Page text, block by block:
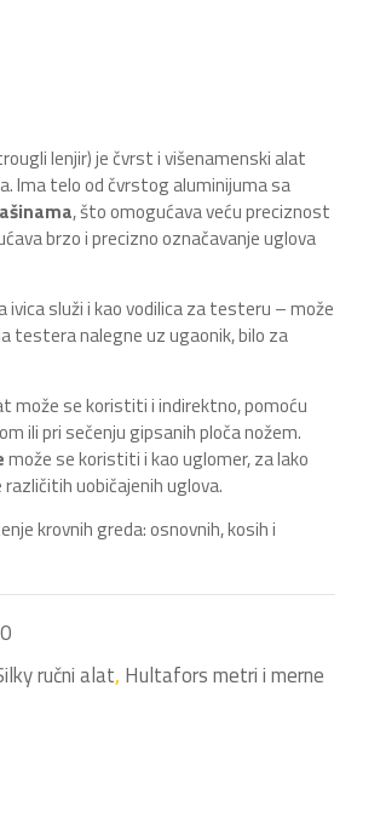
lenjir) je čvrst i višenamenski alat
Ima telo od čvrstog aluminijuma sa
, što omogućava veću preciznost
brzo i precizno označavanje uglova
ivica služi i kao vodilica za testeru – može
testera nalegne uz ugaonik, bilo za
može se koristiti i indirektno, pomoću
ili pri sečenju gipsanih ploča nožem.
može se koristiti i kao uglomer, za lako
uobičajenih uglova.
krovnih greda: osnovnih, kosih i
ručni alat,Hultafors metri i merne